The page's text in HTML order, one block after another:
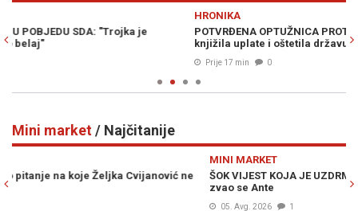
POTVRĐENA OPTUŽNICA PROTIV SLUŽBENICE UIO BiH: Fiktivno
knjižila uplate i oštetila državu za 186.415 KM
Mini market/ Najčitanije
ŠOK VIJEST KOJA JE UZDRMALA SRBIJU: Vučićev djed iz Bugojna